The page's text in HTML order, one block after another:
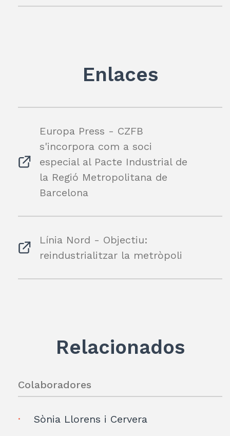
Enlaces
Europa Press - CZFB
s'incorpora com a soci
especial al Pacte Industrial de
la Regió Metropolitana de
Barcelona
Línia Nord - Objectiu:
reindustrialitzar la metròpoli
Relacionados
Colaboradores
Sònia Llorens i Cervera